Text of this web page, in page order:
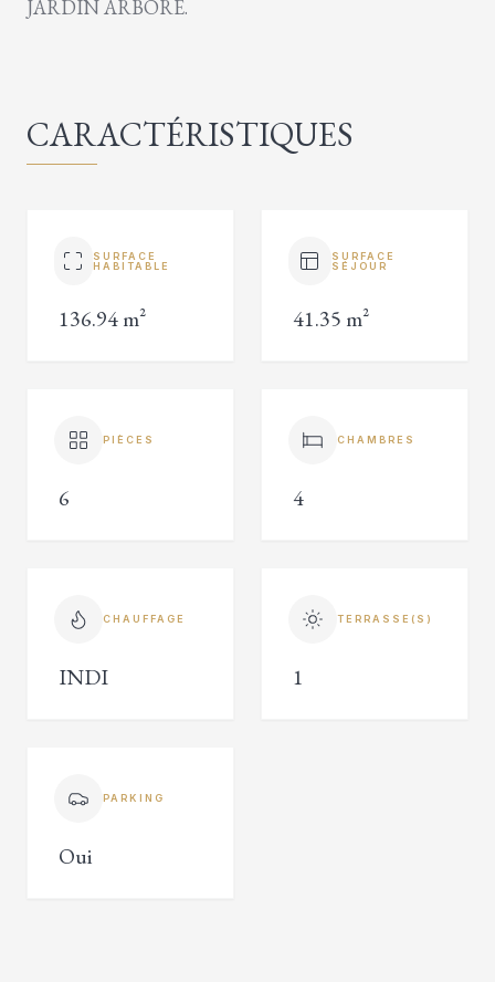
JARDIN ARBORÉ.
CARACTÉRISTIQUES
SURFACE
HABITABLE
136.94 m²
SURFACE
SÉJOUR
41.35 m²
PIÈCES
6
CHAMBRES
4
CHAUFFAGE
INDI
TERRASSE(S)
1
PARKING
Oui